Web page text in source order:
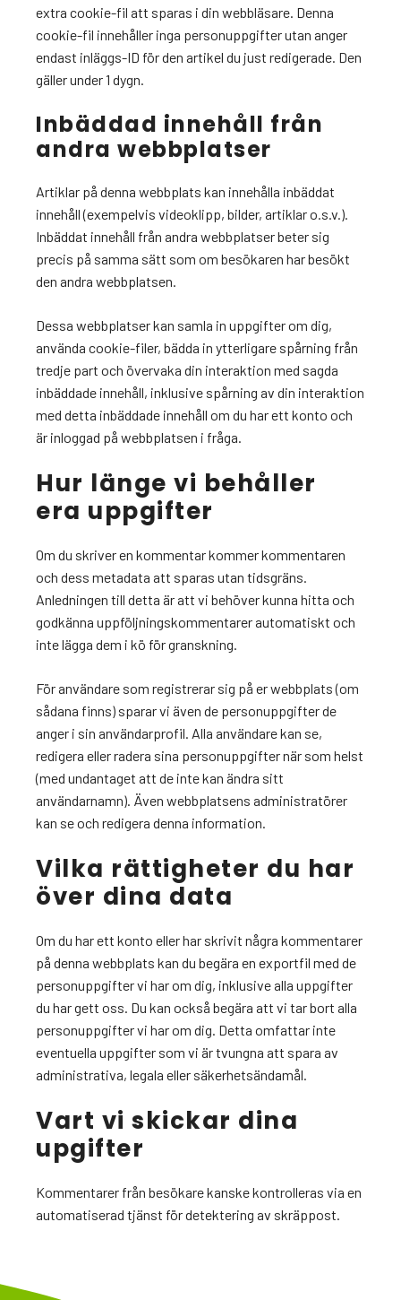
extra cookie-fil att sparas i din webbläsare. Denna
cookie-fil innehåller inga personuppgifter utan anger
endast inläggs-ID för den artikel du just redigerade. Den
gäller under 1 dygn.
Inbäddad innehåll från
andra webbplatser
Artiklar på denna webbplats kan innehålla inbäddat
innehåll (exempelvis videoklipp, bilder, artiklar o.s.v.).
Inbäddat innehåll från andra webbplatser beter sig
precis på samma sätt som om besökaren har besökt
den andra webbplatsen.
Dessa webbplatser kan samla in uppgifter om dig,
använda cookie-filer, bädda in ytterligare spårning från
tredje part och övervaka din interaktion med sagda
inbäddade innehåll, inklusive spårning av din interaktion
med detta inbäddade innehåll om du har ett konto och
är inloggad på webbplatsen i fråga.
Hur länge vi behåller
era uppgifter
Om du skriver en kommentar kommer kommentaren
och dess metadata att sparas utan tidsgräns.
Anledningen till detta är att vi behöver kunna hitta och
godkänna uppföljningskommentarer automatiskt och
inte lägga dem i kö för granskning.
För användare som registrerar sig på er webbplats (om
sådana finns) sparar vi även de personuppgifter de
anger i sin användarprofil. Alla användare kan se,
redigera eller radera sina personuppgifter när som helst
(med undantaget att de inte kan ändra sitt
användarnamn). Även webbplatsens administratörer
kan se och redigera denna information.
Vilka rättigheter du har
över dina data
Om du har ett konto eller har skrivit några kommentarer
på denna webbplats kan du begära en exportfil med de
personuppgifter vi har om dig, inklusive alla uppgifter
du har gett oss. Du kan också begära att vi tar bort alla
personuppgifter vi har om dig. Detta omfattar inte
eventuella uppgifter som vi är tvungna att spara av
administrativa, legala eller säkerhetsändamål.
Vart vi skickar dina
upgifter
Kommentarer från besökare kanske kontrolleras via en
automatiserad tjänst för detektering av skräppost.